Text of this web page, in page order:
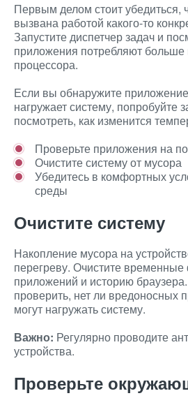
Первым делом стоит убедиться,
вызвана работой какого-то
Запустите диспетчер задач и
приложения потребляют больше
процессора.
Если вы обнаружите
нагружает систему, попробуйте
посмотреть, как изменится
Проверьте приложения на
Очистите систему от мусора
Убедитесь в комфортных
среды
Очистите систему
Накопление мусора на
перегреву. Очистите
приложений и историю
проверить, нет ли вредоносных
могут нагружать систему.
Важно: Регулярно проводите
устройства.
Проверьте